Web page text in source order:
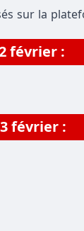
sur la
février :
février :